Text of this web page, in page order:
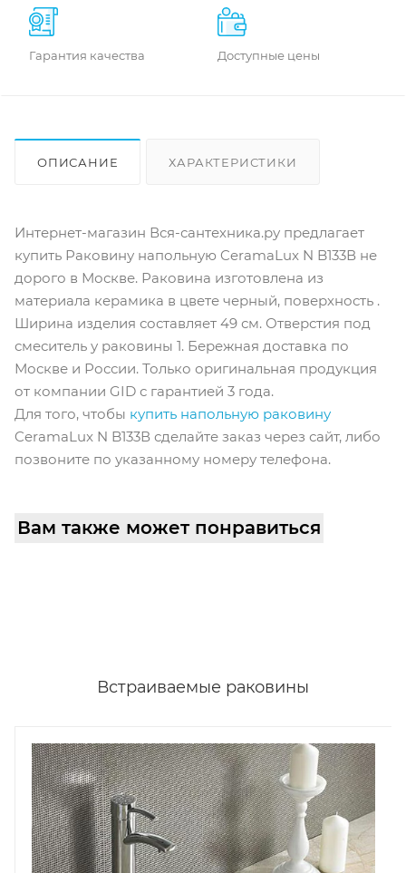
Гарантия качества Доступные цены
ОПИСАНИЕ ХАРАКТЕРИСТИКИ
Интернет-магазин Вся-сантехника.ру предлагает
купить Раковину напольную CeramaLux N B133В не
дорого в Москве. Раковина изготовлена из
материала керамика в цвете черный, поверхность .
Ширина изделия составляет 49 см. Отверстия под
смеситель у раковины 1. Бережная доставка по
Москве и России. Только оригинальная продукция
от компании GID с гарантией 3 года.
Для того, чтобы купить напольную раковину
CeramaLux N B133В сделайте заказ через сайт, либо
позвоните по указанному номеру телефона.
Вам также может понравиться
Встраиваемые раковины